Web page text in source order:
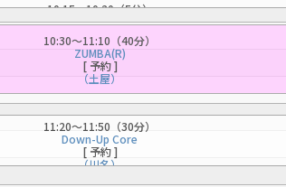
10:15〜10:20（5分）
みんなで体操
（福島）
10:30〜11:10（40分）
ZUMBA(R)
[ 予約 ]
（土屋）
11:20〜11:50（30分）
Down-Up Core
[ 予約 ]
（川名）